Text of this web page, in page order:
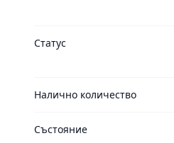
Статус
Налично количество
Състояние